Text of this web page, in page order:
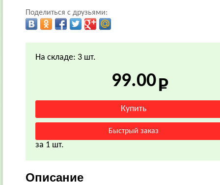
Поделиться с друзьями:
На складе: 3 шт.
99.00
за 1 шт.
Описание